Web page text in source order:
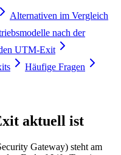
Alternativen im Vergleich
nach der
UTM-Exit
Häufige Fragen
aktuell ist
Gateway) steht am